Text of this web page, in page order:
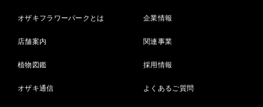
オザキフラワーパークとは
店舗案内
植物図鑑
オザキ通信
企業情報
関連事業
採用情報
よくあるご質問